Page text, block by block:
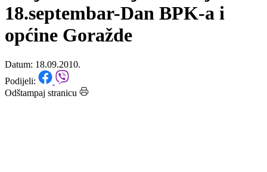
Brojnim sadržajima obilježen
18.septembar-Dan BPK-a i
općine Goražde
Datum: 18.09.2010.